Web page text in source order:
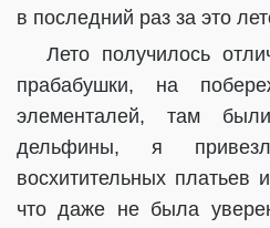
в последний раз за это
Лето получилось
прабабушки, на
элементалей, там
дельфины, я
восхитительных платьев
что даже не была